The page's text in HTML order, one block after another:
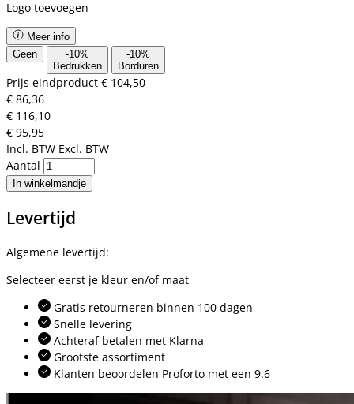
Logo toevoegen
Meer info
Geen
-10%
Bedrukken
-10%
Borduren
Prijs eindproduct € 104,50
€ 86,36
€ 116,10
€ 95,95
Incl. BTW Excl. BTW
Aantal
In winkelmandje
Levertijd
Algemene levertijd:
Selecteer eerst je kleur en/of maat
Gratis retourneren binnen 100 dagen
Snelle levering
Achteraf betalen met Klarna
Grootste assortiment
Klanten beoordelen Proforto met een 9.6